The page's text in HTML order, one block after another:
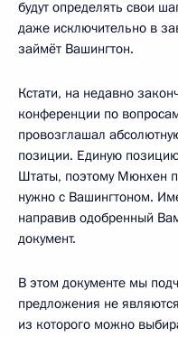
будут определять свои
даже исключительно в
займёт Вашингтон.
Кстати, на недавно
конференции по
провозглашал
позиции. Единую
Штаты, поэтому Мюнхен
нужно с Вашингтоном.
направив одобренный
документ.
В этом документе мы
предложения не
из которого можно